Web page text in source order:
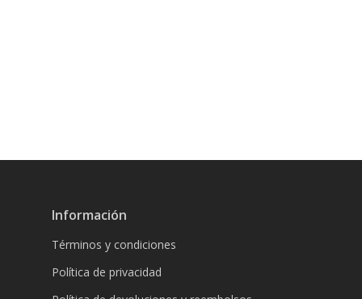
Información
Términos y condiciones
Política de privacidad